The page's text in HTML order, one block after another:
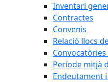
Inventari
Contractes
Convenis
Relació llocs
Període mitjà
Endeutament